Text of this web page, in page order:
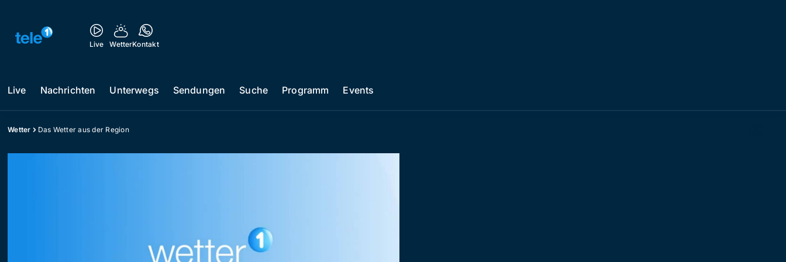
Live WetterKontakt
Live Nachrichten Unterwegs Sendungen Suche Programm Events
Wetter Das Wetter aus der Region